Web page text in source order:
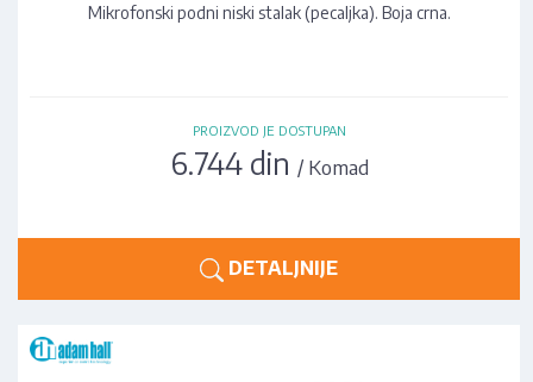
Mikrofonski podni niski stalak (pecaljka). Boja crna.
PROIZVOD JE DOSTUPAN
6.744 din / Komad
DETALJNIJE